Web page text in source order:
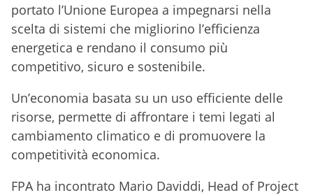
portato l’Unione Europea a impegnarsi nella
scelta di sistemi che migliorino l’efficienza
energetica e rendano il consumo più
competitivo, sicuro e sostenibile.
Un’economia basata su un uso efficiente delle
risorse, permette di affrontare i temi legati al
cambiamento climatico e di promuovere la
competitività economica.
FPA ha incontrato Mario Daviddi, Head of Project